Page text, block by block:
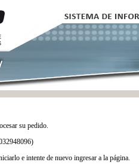
su pedido.
e intente de nuevo ingresar a la página.